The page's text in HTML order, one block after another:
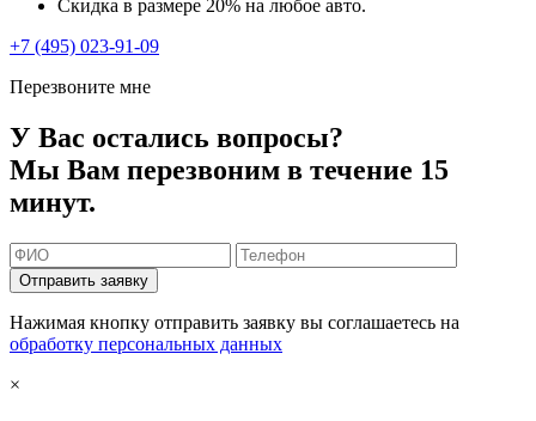
Скидка в размере 20% на любое авто.
+7 (495) 023-91-09
Перезвоните мне
У Вас остались вопросы?
Мы Вам перезвоним в течение 15
минут.
Отправить заявку
Нажимая кнопку отправить заявку вы соглашаетесь на
обработку персональных данных
×